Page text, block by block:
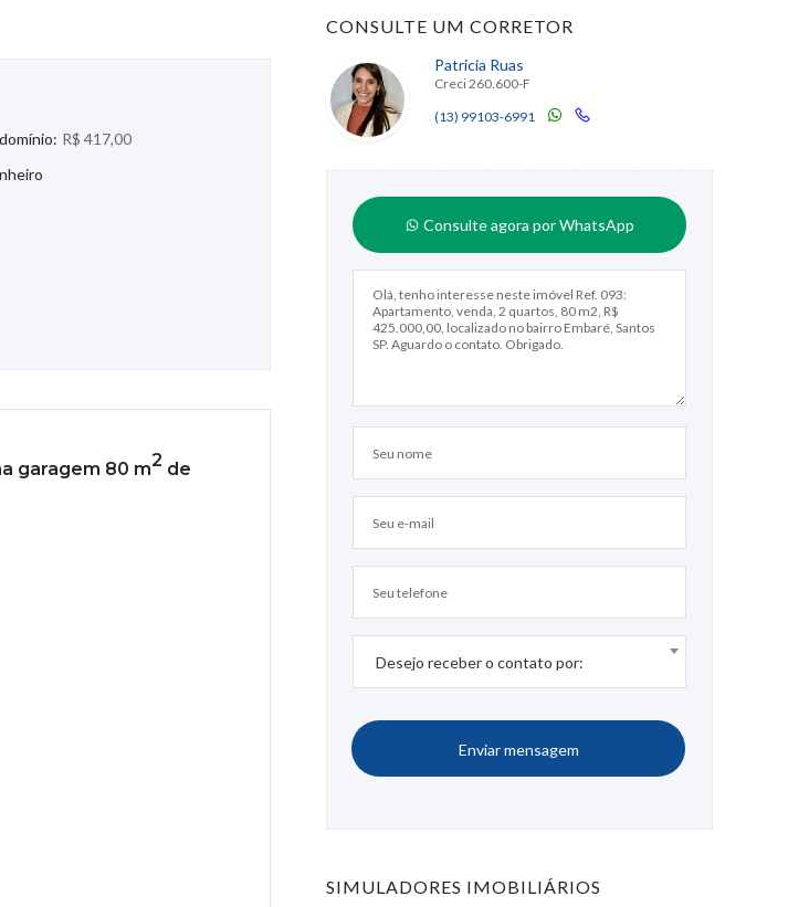
R$ 417,00
garagem 80 m2 de
CONSULTE UM CORRETOR
Patricia Ruas
Creci 260.600-F
(13) 99103-6991
Consulte agora por WhatsApp
Desejo receber o contato por:
Enviar mensagem
SIMULADORES IMOBILIÁRIOS